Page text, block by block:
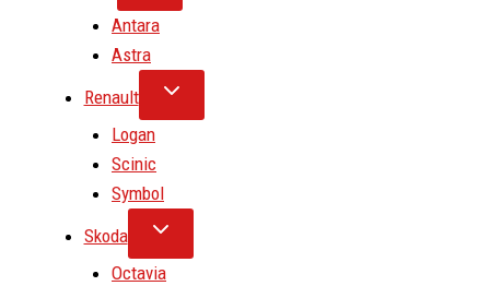
Antara
Astra
Renault
Logan
Scinic
Symbol
Skoda
Octavia